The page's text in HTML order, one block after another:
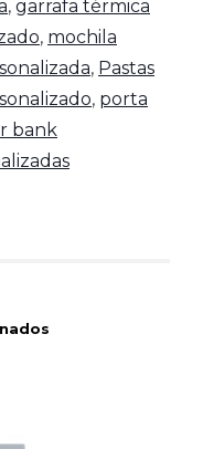
, garrafa térmica
, mochila
, Pastas
, porta
bank